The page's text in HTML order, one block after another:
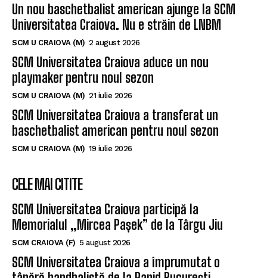
Un nou baschetbalist american ajunge la SCM
Universitatea Craiova. Nu e străin de LNBM
SCM U CRAIOVA (M) 2 august 2026
SCM Universitatea Craiova aduce un nou
playmaker pentru noul sezon
SCM U CRAIOVA (M) 21 iulie 2026
SCM Universitatea Craiova a transferat un
baschetbalist american pentru noul sezon
SCM U CRAIOVA (M) 19 iulie 2026
CELE MAI CITITE
SCM Universitatea Craiova participă la
Memorialul „Mircea Pașek” de la Târgu Jiu
SCM CRAIOVA (F) 5 august 2026
SCM Universitatea Craiova a împrumutat o